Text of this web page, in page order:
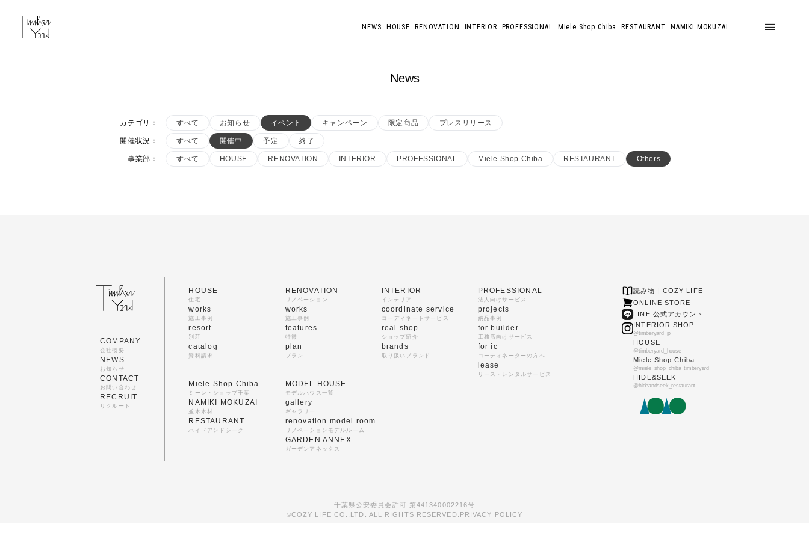
NEWS HOUSE RENOVATION INTERIOR PROFESSIONAL Miele Shop Chiba RESTAURANT NAMIKI MOKUZAI
News
カテゴリ ： すべて お知らせ イベント キャンペーン 限定商品 プレスリリース
開催状況 ： すべて 開催中 予定 終了
事業部 ： すべて HOUSE RENOVATION INTERIOR PROFESSIONAL Miele Shop Chiba RESTAURANT Others
COMPANY
会社概要
NEWS
お知らせ
CONTACT
お問い合わせ
RECRUIT
リクルート
HOUSE
住宅
works
施工事例
resort
別荘
catalog
資料請求
RENOVATION
リノベーション
works
施工事例
features
特徴
plan
プラン
INTERIOR
インテリア
coordinate service
コーディネートサービス
real shop
ショップ紹介
brands
取り扱いブランド
PROFESSIONAL
法人向けサービス
projects
納品事例
for builder
工務店向けサービス
for ic
コーディネーターの方へ
lease
リース・レンタルサービス
Miele Shop Chiba
ミーレ・ショップ千葉
NAMIKI MOKUZAI
並木木材
RESTAURANT
ハイドアンドシーク
MODEL HOUSE
モデルハウス一覧
gallery
ギャラリー
renovation model room
リノベーションモデルルーム
GARDEN ANNEX
ガーデンアネックス
読み物 | COZY LIFE
ONLINE STORE
LINE 公式アカウント
INTERIOR SHOP
@timberyard_jp
HOUSE
@timberyard_house
Miele Shop Chiba
@miele_shop_chiba_timberyard
HIDE&SEEK
@hideandseek_restaurant
千葉県公安委員会許可 第441340002216号
©COZY LIFE CO.,LTD. ALL RIGHTS RESERVED. PRIVACY POLICY